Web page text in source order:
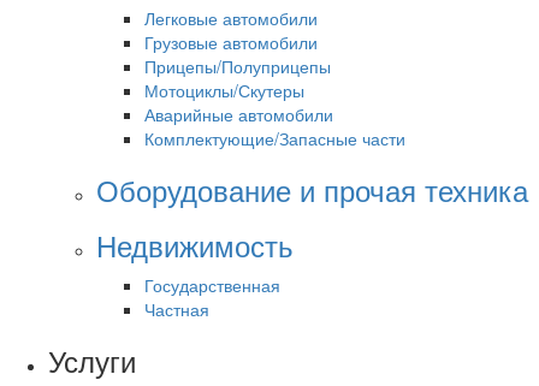
Легковые автомобили
Грузовые автомобили
Прицепы/Полуприцепы
Мотоциклы/Скутеры
Аварийные автомобили
Комплектующие/Запасные части
Оборудование и прочая техника
Недвижимость
Государственная
Частная
Услуги